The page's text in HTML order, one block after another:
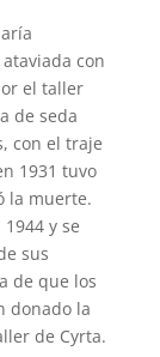
con
el taller
de seda
con el traje
1931 tuvo
la muerte.
y se
sus
de que los
donado la
de Cyrta.